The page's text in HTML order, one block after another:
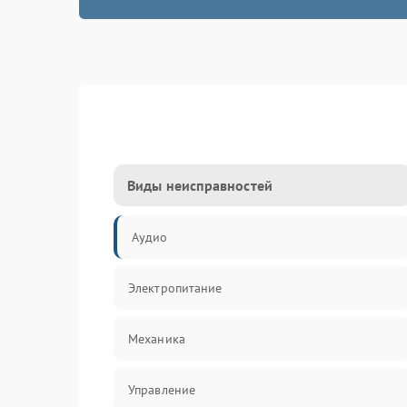
Виды неисправностей
Аудио
Электропитание
Механика
Управление